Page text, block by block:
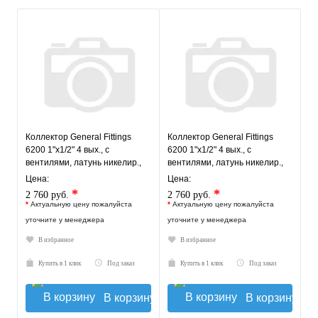
Коллектор General Fittings
6200 1"х1/2" 4 вых., c
вентилями, латунь никелир.,
красный регулятор
Цена:
2 760 руб. *
* Актуальную цену пожалуйста
уточните у менеджера
В избранное
Купить в 1 клик Под заказ
В корзину
Коллектор General Fittings
6200 1"х1/2" 4 вых., c
вентилями, латунь никелир.,
синий регулятор
Цена:
2 760 руб. *
* Актуальную цену пожалуйста
уточните у менеджера
В избранное
Купить в 1 клик Под заказ
В корзину